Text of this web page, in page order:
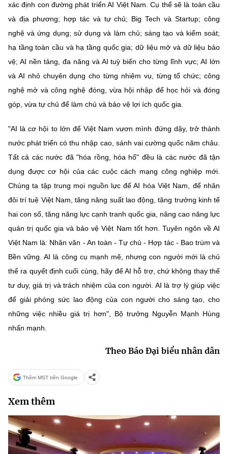
xác định con đường phát triển AI Việt Nam. Cụ thể sẽ là toàn cầu
và địa phương; hợp tác và tự chủ; Big Tech và Startup; công
nghệ và ứng dụng; sử dụng và làm chủ; sáng tạo và kiểm soát;
hạ tầng toàn cầu và hạ tầng quốc gia; dữ liệu mở và dữ liệu bảo
vệ; AI nền tảng, đa năng và AI tuỳ biến cho từng lĩnh vực; AI lớn
và AI nhỏ chuyên dụng cho từng nhiệm vụ, từng tổ chức; công
nghệ mở và công nghệ đóng, vừa hội nhập để học hỏi và đóng
góp, vừa tự chủ để làm chủ và bảo vệ lợi ích quốc gia.
"AI là cơ hội to lớn để Việt Nam vươn mình đứng dậy, trở thành
nước phát triển có thu nhập cao, sánh vai cường quốc năm châu.
Tất cả các nước đã "hóa rồng, hóa hổ" đều là các nước đã tận
dụng được cơ hội của các cuộc cách mạng công nghiệp mới.
Chúng ta tập trung mọi nguồn lực để AI hóa Việt Nam, để nhân
đôi trí tuệ Việt Nam, tăng năng suất lao động, tăng trưởng kinh tế
hai con số, tăng năng lực cạnh tranh quốc gia, nâng cao năng lực
quản trị quốc gia và bảo vệ Việt Nam tốt hơn. Tuyên ngôn về AI
Việt Nam là: Nhân văn - An toàn - Tự chủ - Hợp tác - Bao trùm và
Bền vững. AI là công cụ mạnh mẽ, nhưng con người mới là chủ
thể ra quyết định cuối cùng, hãy để AI hỗ trợ, chứ không thay thế
tư duy, giá trị và trách nhiệm của con người. AI là trợ lý giúp việc
để giải phóng sức lao động của con người cho sáng tạo, cho
những việc nhiều giá trị hơn", Bộ trưởng Nguyễn Mạnh Hùng
nhấn mạnh.
Theo Báo Đại biểu nhân dân
Thêm MST trên Google
Xem thêm